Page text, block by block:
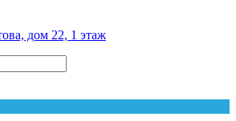
дом 22, 1 этаж